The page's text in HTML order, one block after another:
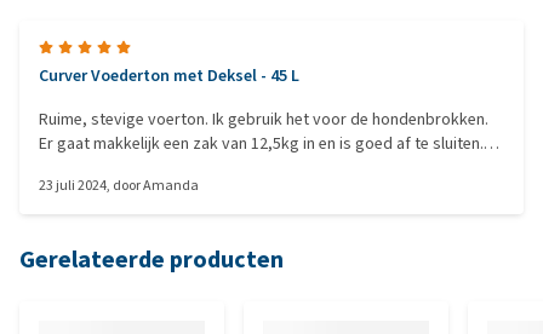
Curver Voederton met Deksel - 45 L
Ruime, stevige voerton. Ik gebruik het voor de hondenbrokken.
Er gaat makkelijk een zak van 12,5kg in en is goed af te sluiten.
23 juli 2024, doorAmanda
Gerelateerde producten